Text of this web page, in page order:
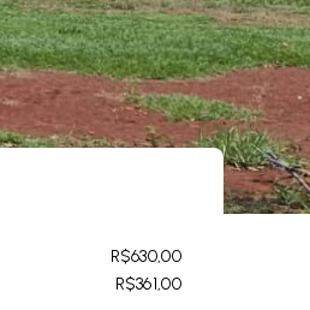
R$630,00
R$361,00